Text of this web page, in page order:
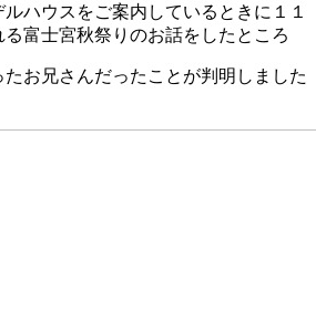
ハウスをご案内しているときに１１
富士宮秋祭りのお話をしたところ
お兄さんだったことが判明しました